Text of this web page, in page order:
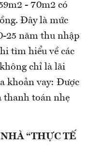
- 70m2 có
Đây là mức
25 năm thu nhập
tìm hiểu về các
chỉ là lãi
khoản vay: Được
thanh toán nhẹ
“THỰC TẾ